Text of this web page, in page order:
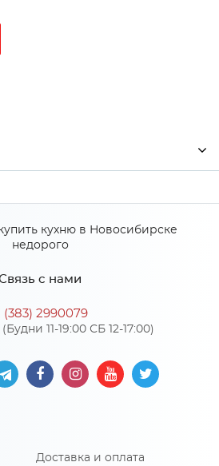
140
800х1950
с нами
(383) 2990079
11-19:00 СБ 12-17:00)
Доставка и оплата